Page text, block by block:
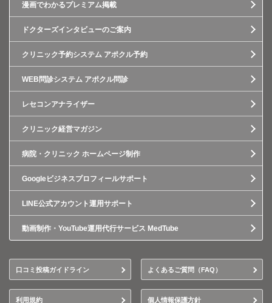
漫画でわかるプレミアム掲載
ドクターズインタビューのご案内
クリニック予約システム アポクル予約
WEB問診システム アポクル問診
レセコンアナライザー
クリニック経営マガジン
病院・クリニック ホームページ制作
Googleビジネスプロフィールサポート
LINE公式アカウント運用サポート
動画制作・YouTube運用代行サービス MedTube
口コミ投稿ガイドライン よくあるご質問（FAQ）
利用規約 個人情報保護方針